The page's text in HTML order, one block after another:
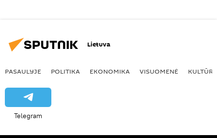
Lietuva
PASAULYJE POLITIKA EKONOMIKA VISUOMENĖ KULTŪRA
Telegram